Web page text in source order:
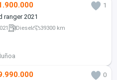
1
ranger 2021
Diesel 39300 km
0